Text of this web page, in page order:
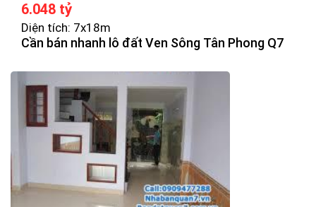
6.048 tỷ
Diện tích: 7x18m
Cần bán nhanh lô đất Ven Sông Tân Phong Q7